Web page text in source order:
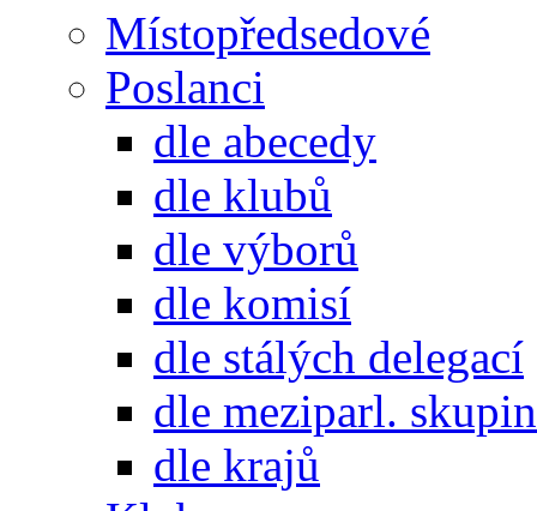
Místopředsedové
Poslanci
dle abecedy
dle klubů
dle výborů
dle komisí
dle stálých delegací
dle meziparl. skupin
dle krajů